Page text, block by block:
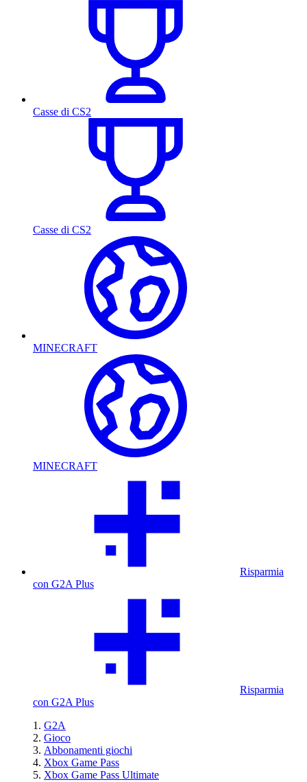
Casse di CS2
Casse di CS2
MINECRAFT
MINECRAFT
Risparmia
con G2A Plus
Risparmia
con G2A Plus
G2A
Gioco
Abbonamenti giochi
Xbox Game Pass
Xbox Game Pass Ultimate